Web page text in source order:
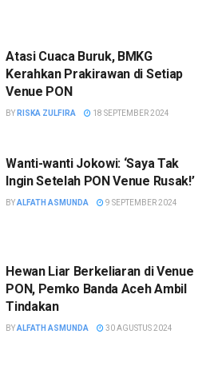
Atasi Cuaca Buruk, BMKG
Kerahkan Prakirawan di Setiap
Venue PON
BY RISKA ZULFIRA 18 SEPTEMBER 2024
Wanti-wanti Jokowi: ‘Saya Tak
Ingin Setelah PON Venue Rusak!’
BYALFATH ASMUNDA 9 SEPTEMBER 2024
Hewan Liar Berkeliaran di Venue
PON, Pemko Banda Aceh Ambil
Tindakan
BYALFATH ASMUNDA 30 AGUSTUS 2024